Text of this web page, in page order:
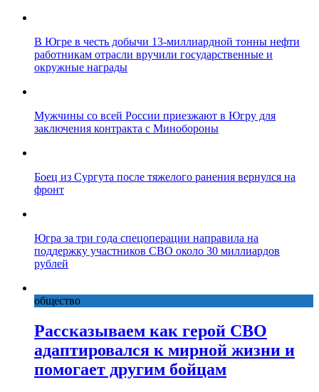
В Югре в честь добычи 13-миллиардной тонны нефти
работникам отрасли вручили государственные и
окружные награды
Мужчины со всей России приезжают в Югру для
заключения контракта с Минобороны
Боец из Сургута после тяжелого ранения вернулся на
фронт
Югра за три года спецоперации направила на
поддержку участников СВО около 30 миллиардов
рублей
общество
Рассказываем как герой СВО
адаптировался к мирной жизни и
помогает другим бойцам